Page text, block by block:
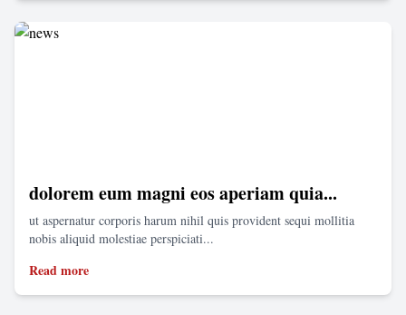
dolorem eum magni eos aperiam quia...
ut aspernatur corporis harum nihil quis provident sequi mollitia
nobis aliquid molestiae perspiciati...
Read more